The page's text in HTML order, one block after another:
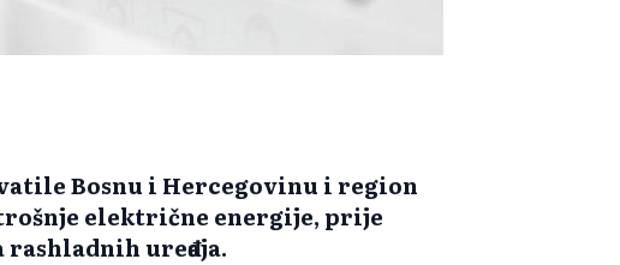
Bosnu i Hercegovinu i region
električne energije, prije
uređaja.